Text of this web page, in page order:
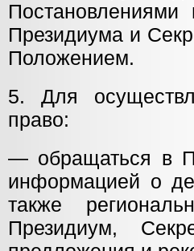
Президиума и
Положением.
5. Для
право:
— обращаться в
информацией о
также
Президиум,